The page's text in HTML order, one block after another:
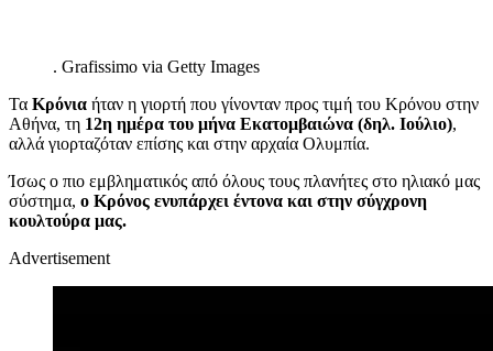
. Grafissimo via Getty Images
Τα Κρόνια ήταν η γιορτή που γίνονταν προς τιμή του Κρόνου στην
Αθήνα, τη 12η ημέρα του μήνα Εκατομβαιώνα (δηλ. Ιούλιο),
αλλά γιορταζόταν επίσης και στην αρχαία Ολυμπία.
Ίσως ο πιο εμβληματικός από όλους τους πλανήτες στο ηλιακό μας
σύστημα, ο Κρόνος ενυπάρχει έντονα και στην σύγχρονη
κουλτούρα μας.
Advertisement